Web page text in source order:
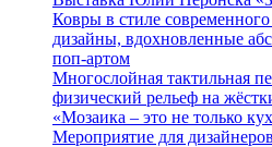
Ковры в стиле
дизайны, вдохновленные
поп-артом
Многослойная тактильная
физический рельеф на
«Мозаика – это не только
Мероприятие для дизайнеров